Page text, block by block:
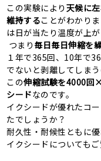
この実験により 天候に
維持することがわかり
は日が当たり温度が上
つまり 毎日毎日伸縮を
１年で365回、10年で
でないと剥離してしまう
この伸縮試験を4000回
シードなのです。
イクシードが優れたコ
たでしょうか？
耐久性・耐候性ともに
イクシードについても